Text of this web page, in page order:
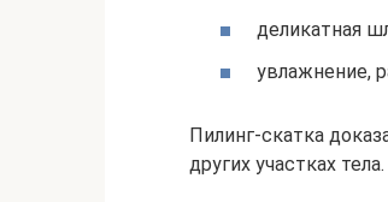
деликатная
увлажнение,
Пилинг-скатка
других участках тела.